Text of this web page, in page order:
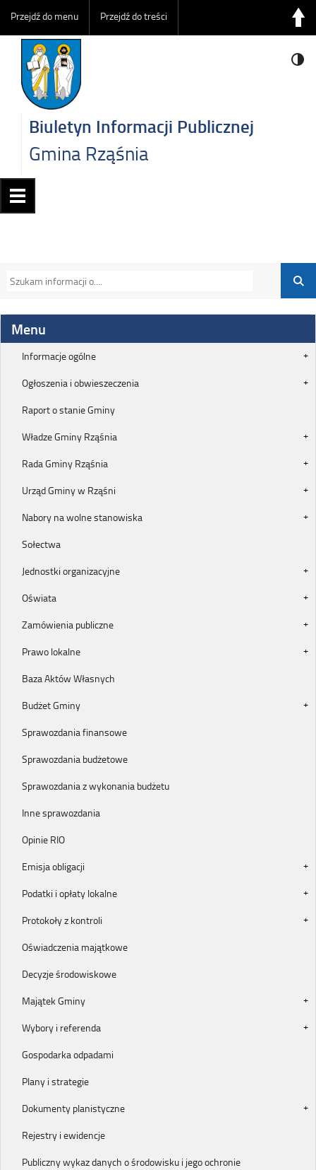
Przejdź do menu Przejdź do treści
Biuletyn Informacji Publicznej
Gmina Rząśnia
Menu
Informacje ogólne
Ogłoszenia i obwieszeczenia
Raport o stanie Gminy
Władze Gminy Rząśnia
Rada Gminy Rząśnia
Urząd Gminy w Rząśni
Nabory na wolne stanowiska
Sołectwa
Jednostki organizacyjne
Oświata
Zamówienia publiczne
Prawo lokalne
Baza Aktów Własnych
Budżet Gminy
Sprawozdania finansowe
Sprawozdania budżetowe
Sprawozdania z wykonania budżetu
Inne sprawozdania
Opinie RIO
Emisja obligacji
Podatki i opłaty lokalne
Protokoły z kontroli
Oświadczenia majątkowe
Decyzje środowiskowe
Majątek Gminy
Wybory i referenda
Gospodarka odpadami
Plany i strategie
Dokumenty planistyczne
Rejestry i ewidencje
Publiczny wykaz danych o środowisku i jego ochronie